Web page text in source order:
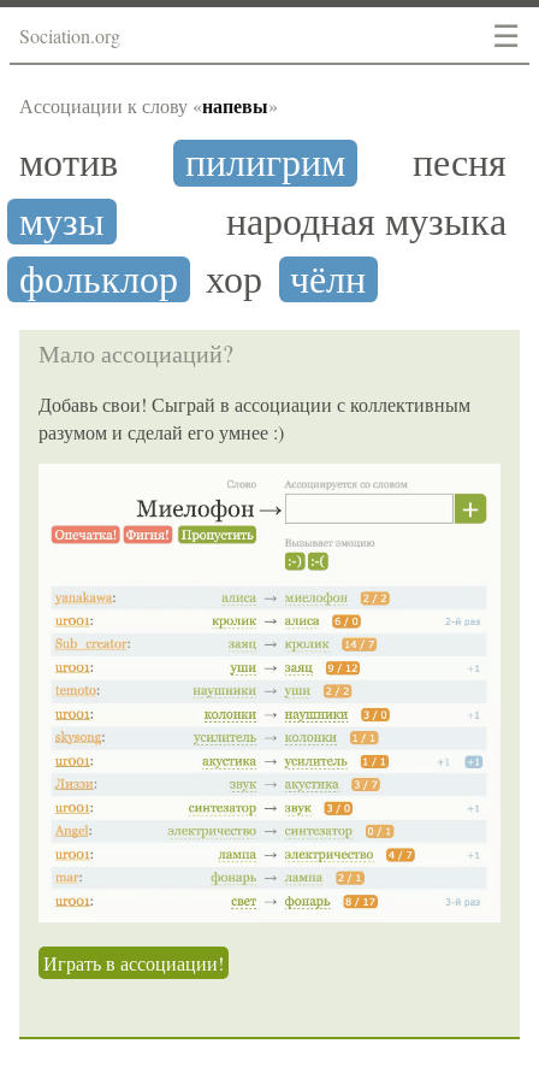
☰
Sociation.org
Ассоциации к слову «напевы»
мотив пилигрим
песня
музы
народная музыка
фольклор хор чёлн
Мало ассоциаций?
Добавь свои! Сыграй в ассоциации с коллективным
разумом и сделай его умнее :)
Играть в ассоциации!